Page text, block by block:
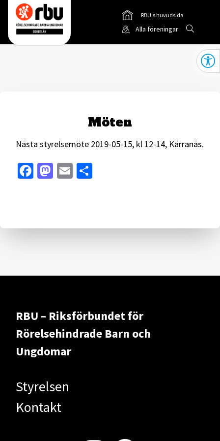
Gå till RBUs startsida
Gå till RBU:s huvudsida
Alla föreningar
Möten
Nästa styrelsemöte 2019-05-15, kl 12-14, Kärranäs.
Facebook
Mastodon
Email
RBU – Riksförbundet för
Rörelsehindrade Barn och
Ungdomar
Styrelsen
Kontakt